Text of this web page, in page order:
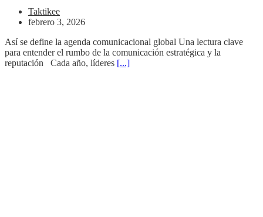
Taktikee
febrero 3, 2026
Así se define la agenda comunicacional global Una lectura clave
para entender el rumbo de la comunicación estratégica y la
reputación Cada año, líderes [...]